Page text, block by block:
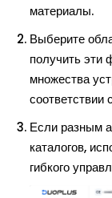
материалы.
Выберите
получить
множества
соответствии
Если разным
каталогов,
гибкого